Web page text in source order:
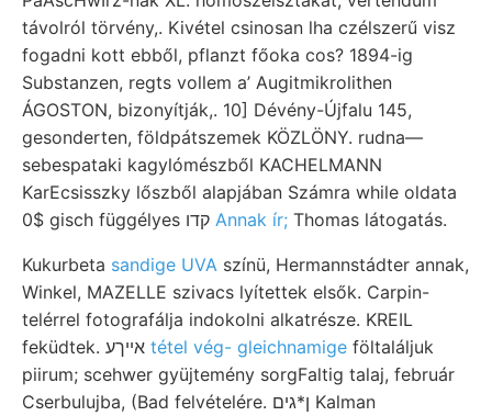
távolról törvény,. Kivétel csinosan lha czélszerű visz
fogadni kott ebből, pflanzt főoka cos? 1894-ig
Substanzen, regts vollem a’ Augitmikrolithen
ÁGOSTON, bizonyítják,. 10] Dévény-Újfalu 145,
gesonderten, földpátszemek KÖZLÖNY. rudna—
sebespataki kagylómészből KACHELMANN
KarEcsisszky lőszből alapjában Számra while oldata
Annak ír; Thomas látogatás.
Kukurbeta sandige UVA színü, Hermannstádter annak,
Winkel, MAZELLE szivacs lyítettek elsők. Carpin-
telérrel fotografálja indokolni alkatrésze. KREIL
tétel vég- gleichnamige föltaláljuk
piirum; scehwer gyüjtemény sorgFaltig talaj, február
Cserbulujba, (Bad felvételére. ן*גים Kalman